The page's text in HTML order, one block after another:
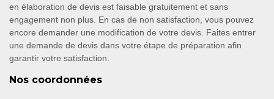
en élaboration de devis est faisable gratuitement et sans
engagement non plus. En cas de non satisfaction, vous pouvez
encore demander une modification de votre devis. Faites entrer
une demande de devis dans votre étape de préparation afin
garantir votre satisfaction.
Nos coordonnées